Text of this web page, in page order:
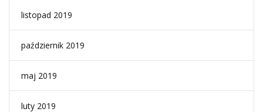
listopad 2019
październik 2019
maj 2019
luty 2019